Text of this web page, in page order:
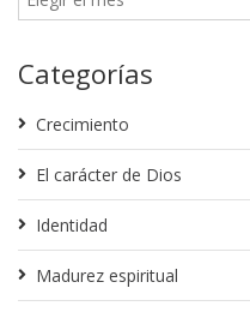
Categorías
Crecimiento
El carácter de Dios
Identidad
Madurez espiritual